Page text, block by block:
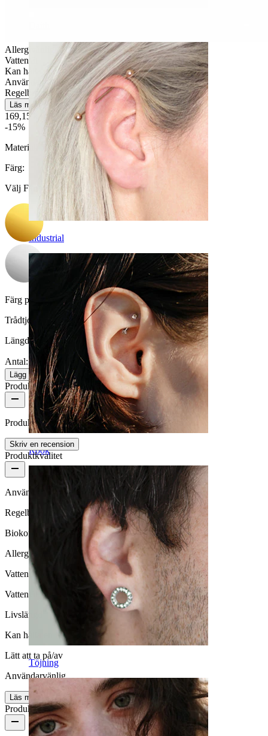
Industrial
Rook
Töjning
Allergivänlig
Vattentät
Kan hålla en hel livstid
Användarvänlig
Regelbunden användning
Läs mer
169,15 kr
199,00 kr
-15%
Material:
Titan
Färg:
Välj Färg
Färg på sten:
Trådtjocklek:
1,6 mm
Längd:14 mm
Antal: 1
Ändra
Lägg till i kundvagn
Produktrecensioner
Produkten har inga recensioner än
Skriv en recension
Produktkvalitet
Användningsfrekvens
Regelbunden användning
Biokompatibilitet
Allergivänlig
Vattentäthet
Vattentät
Livslängd
Kan hålla en hel livstid
Lätt att ta på/av
Användarvänlig
Läs mer
Produktdetaljer